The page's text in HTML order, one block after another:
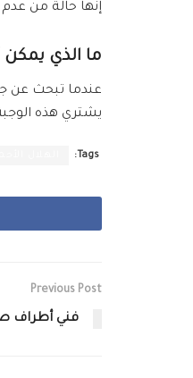
إنها حالة من
ما الذي
عندما تبحث عن
يشتري هذه
Tags:
Previous Post
فني أطراف